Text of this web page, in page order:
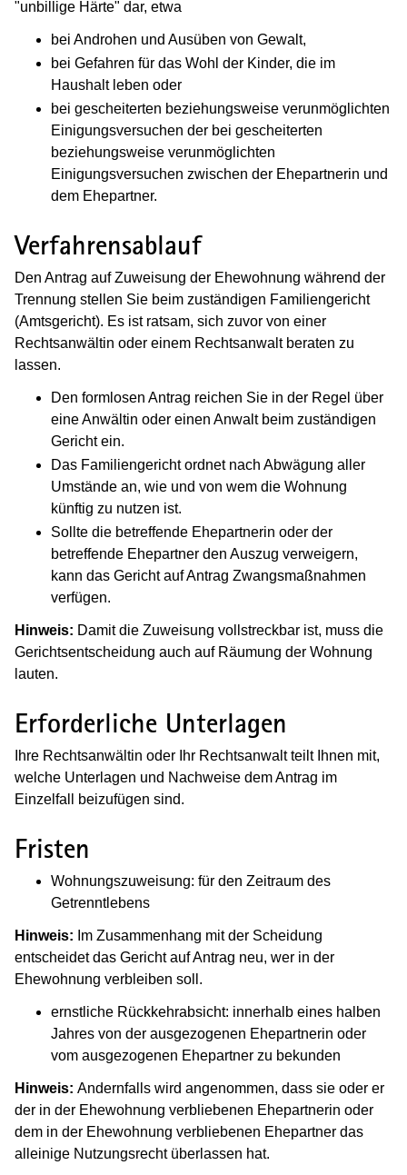
"unbillige Härte" dar, etwa
bei Androhen und Ausüben von Gewalt,
bei Gefahren für das Wohl der Kinder, die im
Haushalt leben oder
bei gescheiterten beziehungsweise verunmöglichten
Einigungsversuchen der bei gescheiterten
beziehungsweise verunmöglichten
Einigungsversuchen zwischen der Ehepartnerin und
dem Ehepartner.
Verfahrensablauf
Den Antrag auf Zuweisung der Ehewohnung während der
Trennung stellen Sie beim zuständigen Familiengericht
(Amtsgericht). Es ist ratsam, sich zuvor von einer
Rechtsanwältin oder einem Rechtsanwalt beraten zu
lassen.
Den formlosen Antrag reichen Sie in der Regel über
eine Anwältin oder einen Anwalt beim zuständigen
Gericht ein.
Das Familiengericht ordnet nach Abwägung aller
Umstände an, wie und von wem die Wohnung
künftig zu nutzen ist.
Sollte die betreffende Ehepartnerin oder der
betreffende Ehepartner den Auszug verweigern,
kann das Gericht auf Antrag Zwangsmaßnahmen
verfügen.
Hinweis: Damit die Zuweisung vollstreckbar ist, muss die
Gerichtsentscheidung auch auf Räumung der Wohnung
lauten.
Erforderliche Unterlagen
Ihre Rechtsanwältin oder Ihr Rechtsanwalt teilt Ihnen mit,
welche Unterlagen und Nachweise dem Antrag im
Einzelfall beizufügen sind.
Fristen
Wohnungszuweisung: für den Zeitraum des
Getrenntlebens
Hinweis: Im Zusammenhang mit der Scheidung
entscheidet das Gericht auf Antrag neu, wer in der
Ehewohnung verbleiben soll.
ernstliche Rückkehrabsicht: innerhalb eines halben
Jahres von der ausgezogenen Ehepartnerin oder
vom ausgezogenen Ehepartner zu bekunden
Hinweis: Andernfalls wird angenommen, dass sie oder er
der in der Ehewohnung verbliebenen Ehepartnerin oder
dem in der Ehewohnung verbliebenen Ehepartner das
alleinige Nutzungsrecht überlassen hat.